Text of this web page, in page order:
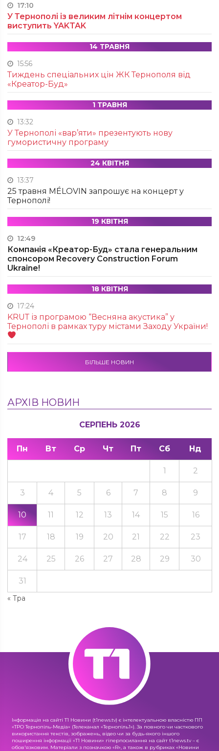
17:10
У Тернополі із великим літнім концертом
виступить YAKTAK
14 ТРАВНЯ
15:56
Тиждень спеціальних цін ЖК Тернополя від
«Креатор-Буд»
1 ТРАВНЯ
13:32
У Тернополі «вар’яти» презентують нову
гумористичну програму
24 КВІТНЯ
13:37
25 травня MÉLOVIN запрошує на концерт у
Тернополі!
19 КВІТНЯ
12:49
Компанія «Креатор-Буд» стала генеральним
спонсором Recovery Construction Forum
Ukraine!
18 КВІТНЯ
17:24
KRUТ із програмою “Весняна акустика” у
Тернополі в рамках туру містами Заходу України!
БІЛЬШЕ НОВИН
АРХІВ НОВИН
СЕРПЕНЬ 2026
Пн Вт Ср Чт Пт Сб Нд
« Тра
1 2
3 4 5 6 7 8 9
10 11 12 13 14 15 16
17 18 19 20 21 22 23
24 25 26 27 28 29 30
31
Інформація на сайті Т1 Новини (t1news.tv) є інтелектуальною власністю ПП
«ТРО Тернопіль-Медіа» (Телеканал «Тернопіль1»). За повного чи часткового
використання текстів, зображень, відео чи за будь-якого іншого
поширення інформації «Т1 Новини» гіперпосилання на сайт t1news.tv – є
обов'язковим. Матеріали з позначкою «R», а також в рубриках «Новини